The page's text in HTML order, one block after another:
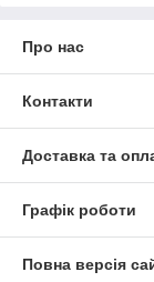
Про нас
Контакти
Доставка та
Графік роботи
Повна версія